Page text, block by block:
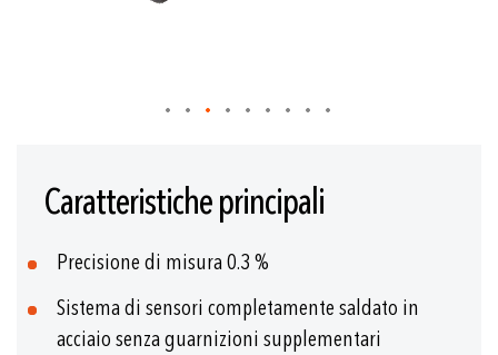
galleria
immagini
Caratteristiche principali
Precisione di misura 0.3 %
Sistema di sensori completamente saldato in
acciaio senza guarnizioni supplementari